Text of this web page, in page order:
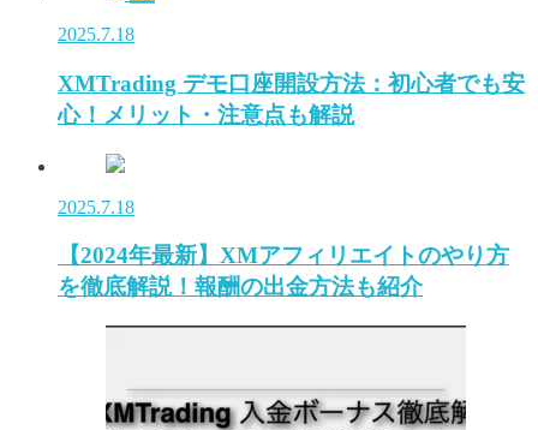
2025.7.18
XMTrading デモ口座開設方法：初心者でも安
心！メリット・注意点も解説
2025.7.18
【2024年最新】XMアフィリエイトのやり方
を徹底解説！報酬の出金方法も紹介